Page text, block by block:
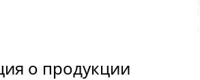
о продукции